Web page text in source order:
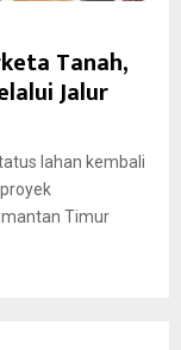
Tanah,
Jalur
lahan kembali
Timur